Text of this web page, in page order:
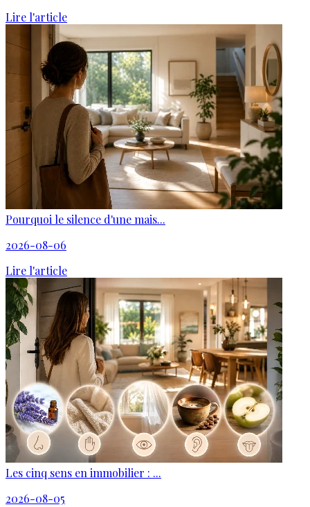
Lire l'article
Pourquoi le silence d'une mais...
2026-08-06
Lire l'article
Les cinq sens en immobilier : ...
2026-08-05